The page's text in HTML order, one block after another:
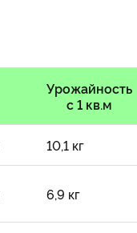
Урожайность
с 1 кв.м
10,1 кг
6,9 кг